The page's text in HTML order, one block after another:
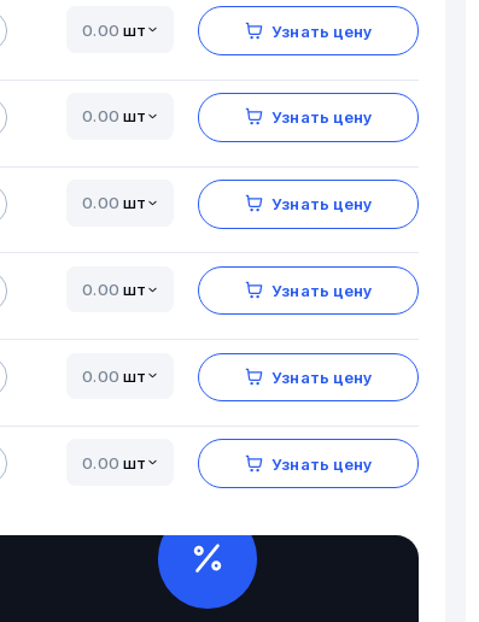
шт Узнать цену
шт Узнать цену
шт Узнать цену
шт Узнать цену
шт Узнать цену
шт Узнать цену